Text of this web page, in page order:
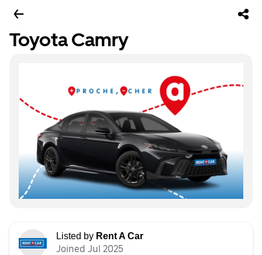
Toyota Camry
Listed by Rent A Car
Joined Jul 2025